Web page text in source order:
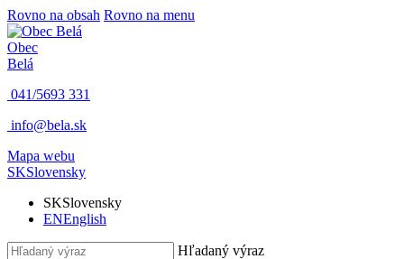
Rovno na obsah Rovno na menu
Obec
Belá
041/5693 331
info@bela.sk
Mapa webu
SKSlovensky
SKSlovensky
ENEnglish
Hľadaný výraz